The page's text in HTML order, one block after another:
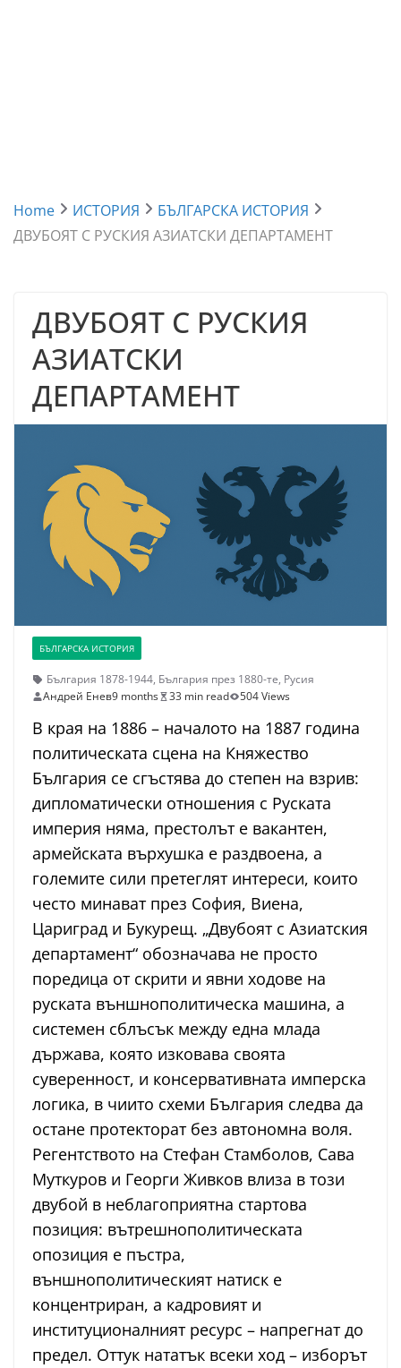
Home ИСТОРИЯ
БЪЛГАРСКА ИСТОРИЯ
ДВУБОЯТ С РУСКИЯ АЗИАТСКИ ДЕПАРТАМЕНТ
ДВУБОЯТ С РУСКИЯ
АЗИАТСКИ
ДЕПАРТАМЕНТ
БЪЛГАРСКА ИСТОРИЯ
България 1878-1944, България през 1880-те, Русия
Андрей Енев9 months 33 min read 504 Views
В края на 1886 – началото на 1887 година
политическата сцена на Княжество
България се сгъстява до степен на взрив:
дипломатически отношения с Руската
империя няма, престолът е вакантен,
армейската върхушка е раздвоена, а
големите сили претеглят интереси, които
често минават през София, Виена,
Цариград и Букурещ. „Двубоят с Азиатския
департамент“ обозначава не просто
поредица от скрити и явни ходове на
руската външнополитическа машина, а
системен сблъсък между една млада
държава, която изковава своята
суверенност, и консервативната имперска
логика, в чиито схеми България следва да
остане протекторат без автономна воля.
Регентството на Стефан Стамболов, Сава
Муткуров и Георги Живков влиза в този
двубой в неблагоприятна стартова
позиция: вътрешнополитическата
опозиция е пъстра,
външнополитическият натиск е
концентриран, а кадровият и
институционалният ресурс – напрегнат до
предел. Оттук нататък всеки ход – изборът